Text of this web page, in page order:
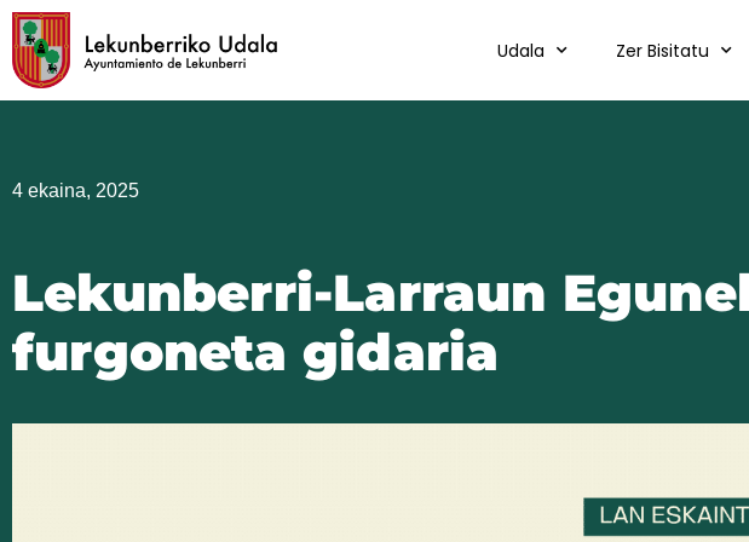
Skip
to
content
Udala Zer Bisitatu
4 ekaina, 2025
Lekunberri-Larraun
furgoneta gidaria